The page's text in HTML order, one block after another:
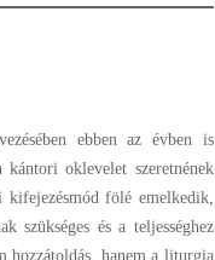
ebben az évben is
kántori oklevelet szeretnének
kifejezésmód fölé emelkedik,
szükséges és a teljességhez
hozzátoldás, hanem a liturgia